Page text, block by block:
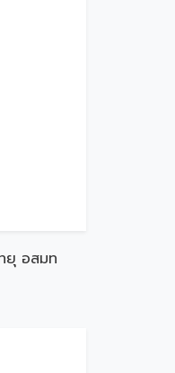
ยุ อสมท